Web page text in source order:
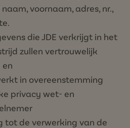
voornaam, adres, nr.,
die JDE verkrijgt in het
zullen vertrouwelijk
in overeenstemming
privacy wet- en
tot de verwerking van de